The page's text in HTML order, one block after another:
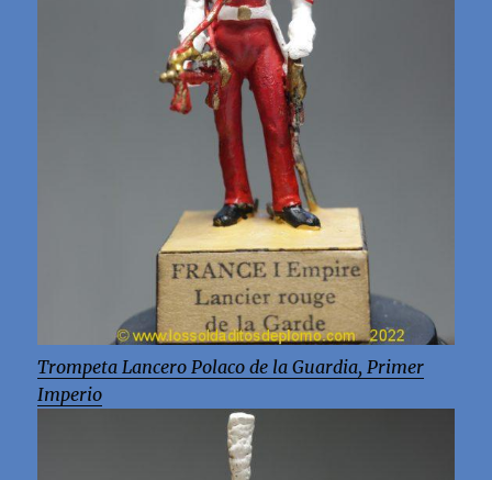
Trompeta Lancero Polaco de la Guardia, Primer
Imperio